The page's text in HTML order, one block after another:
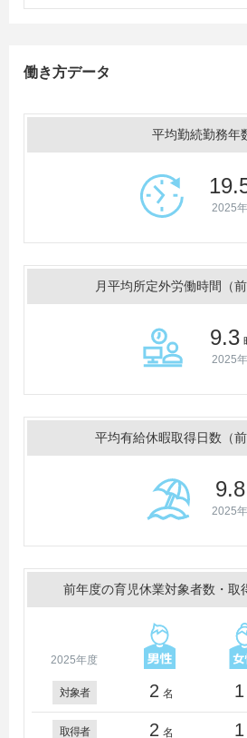
働き方データ
平均勤続勤務年
2025
月平均所定外労働時間（前
9.3
2025
平均有給休暇取得日数（前
9.8
2025
前年度の育児休業対象者数・取
2025年度
対象者 2 名 1
取得者 2 名 1